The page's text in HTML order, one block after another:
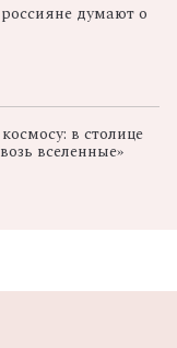
думают о
в столице
вселенные»